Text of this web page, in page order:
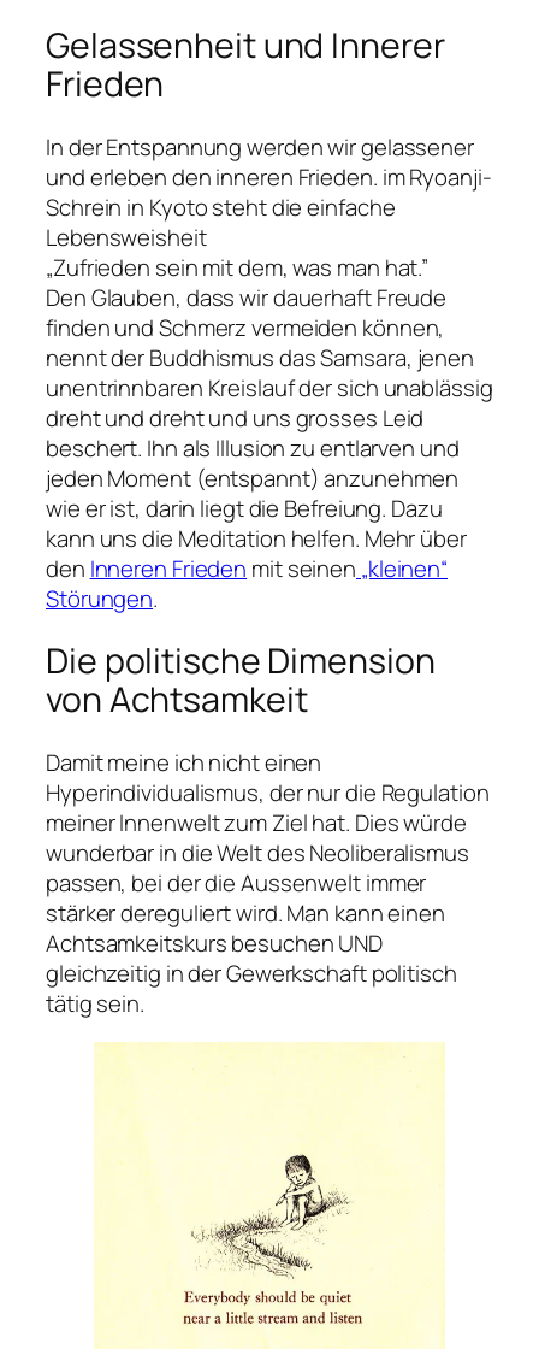
Gelassenheit und Innerer
Frieden
In der Entspannung werden wir gelassener
und erleben den inneren Frieden. im Ryoanji-
Schrein in Kyoto steht die einfache
Lebensweisheit
„Zufrieden sein mit dem, was man hat.”
Den Glauben, dass wir dauerhaft Freude
finden und Schmerz vermeiden können,
nennt der Buddhismus das Samsara, jenen
unentrinnbaren Kreislauf der sich unablässig
dreht und dreht und uns grosses Leid
beschert. Ihn als Illusion zu entlarven und
jeden Moment (entspannt) anzunehmen
wie er ist, darin liegt die Befreiung. Dazu
kann uns die Meditation helfen. Mehr über
den Inneren Frieden mit seinen „kleinen“
Störungen.
Die politische Dimension
von Achtsamkeit
Damit meine ich nicht einen
Hyperindividualismus, der nur die Regulation
meiner Innenwelt zum Ziel hat. Dies würde
wunderbar in die Welt des Neoliberalismus
passen, bei der die Aussenwelt immer
stärker dereguliert wird. Man kann einen
Achtsamkeitskurs besuchen UND
gleichzeitig in der Gewerkschaft politisch
tätig sein.